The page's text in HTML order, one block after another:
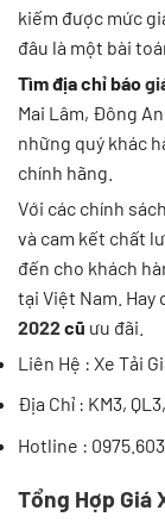
kiếm được mức
đâu là một bài
Tìm địa chỉ báo
Mai Lâm, Đông
những quý khác
chính hãng.
Với các chính
và cam kết chất
đến cho khách
tại Việt Nam. Hay
2022 cũ ưu đãi.
Liên Hệ : Xe Tải
Địa Chỉ : KM3,
Hotline :
Tổng Hợp Giá